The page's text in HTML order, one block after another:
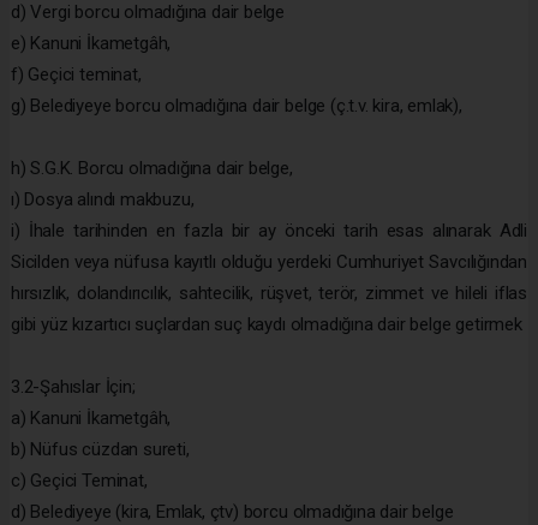
d) Vergi borcu olmadığına dair belge
e) Kanuni İkametgâh,
f) Geçici teminat,
g) Belediyeye borcu olmadığına dair belge (ç.t.v. kira, emlak),
h) S.G.K. Borcu olmadığına dair belge,
ı) Dosya alındı makbuzu,
i) İhale tarihinden en fazla bir ay önceki tarih esas alınarak Adli
Sicilden veya nüfusa kayıtlı olduğu yerdeki Cumhuriyet Savcılığından
hırsızlık, dolandırıcılık, sahtecilik, rüşvet, terör, zimmet ve hileli iflas
gibi yüz kızartıcı suçlardan suç kaydı olmadığına dair belge getirmek
3.2-Şahıslar İçin;
a) Kanuni İkametgâh,
b) Nüfus cüzdan sureti,
c) Geçici Teminat,
d) Belediyeye (kira, Emlak, çtv) borcu olmadığına dair belge